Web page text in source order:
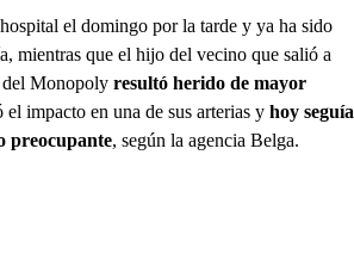
el domingo por la tarde y ya ha sido
mientras que el hijo del vecino que salió a
del Monopoly resultó herido de mayor
el impacto en una de sus arterias y hoy seguía
preocupante, según la agencia Belga.